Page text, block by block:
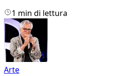
1 min di lettura
Arte